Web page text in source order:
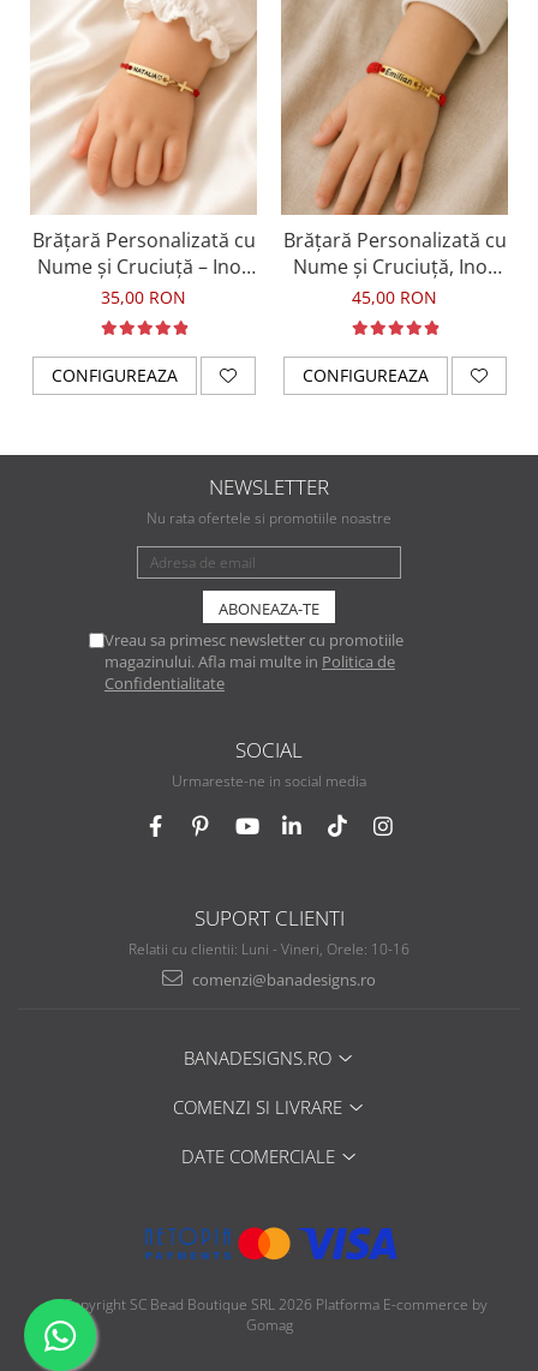
Brățară Personalizată cu
Nume și Cruciuță – Inox
Aur IP
35,00 RON
CONFIGUREAZA
Brățară Personalizată cu
Nume și Cruciuță, Inox
Aur IP, Macrame
45,00 RON
CONFIGUREAZA
NEWSLETTER
Nu rata ofertele si promotiile noastre
Vreau sa primesc newsletter cu promotiile
magazinului. Afla mai multe in Politica de
Confidentialitate
SOCIAL
Urmareste-ne in social media
SUPORT CLIENTI
Relatii cu clientii: Luni - Vineri, Orele: 10-16
comenzi@banadesigns.ro
BANADESIGNS.RO
COMENZI SI LIVRARE
DATE COMERCIALE
©Copyright SC Bead Boutique SRL 2026 Platforma E-commerce by
Gomag